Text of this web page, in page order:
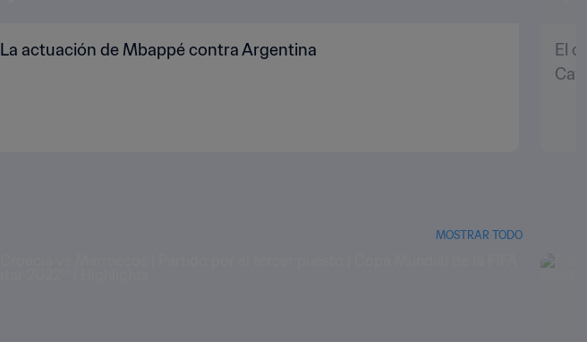
La actuación de Mbappé contra Argentina
El
MOSTRAR TODO